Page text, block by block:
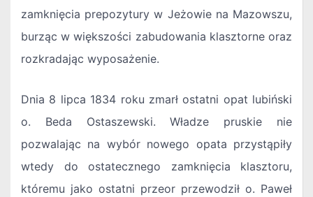
zamknięcia prepozytury w Jeżowie na Mazowszu,
burząc w większości zabudowania klasztorne oraz
rozkradając wyposażenie.
Dnia 8 lipca 1834 roku zmarł ostatni opat lubiński
o. Beda Ostaszewski. Władze pruskie nie
pozwalając na wybór nowego opata przystąpiły
wtedy do ostatecznego zamknięcia klasztoru,
któremu jako ostatni przeor przewodził o. Paweł